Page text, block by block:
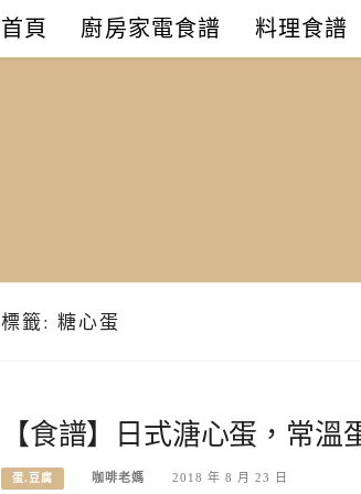
首頁 廚房家電食譜 料理食譜
標籤: 糖心蛋
【食譜】日式溏心蛋，常溫
蛋.豆腐 咖啡老媽 2018 年 8 月 23 日